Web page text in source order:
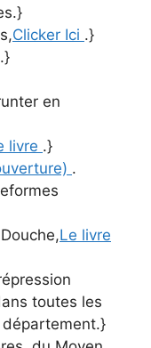
Clicker Ici .}
.}
en
livre .}
.
Le livre
toutes les